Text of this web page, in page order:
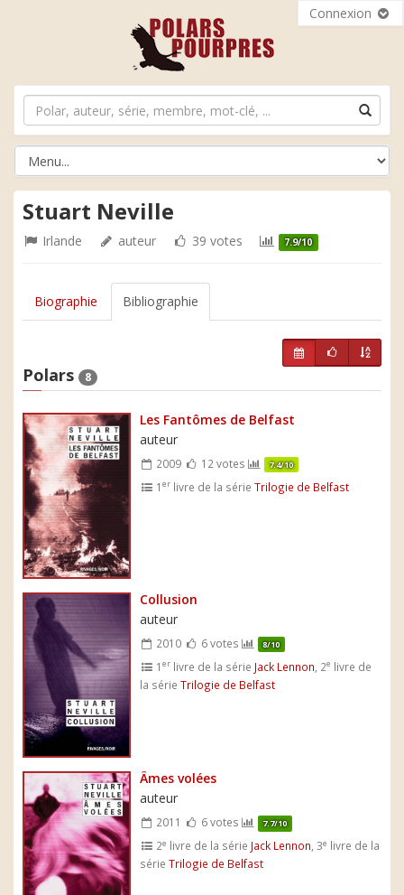
Connexion
Stuart Neville
Irlande auteur 39 votes 7.9/10
Biographie Bibliographie
Polars 8
Les Fantômes de Belfast
auteur
2009 12 votes 7.4/10
1er livre de la sérieTrilogie de Belfast
Collusion
auteur
2010 6 votes 8/10
1er livre de la série Jack Lennon , 2e livre de
la série Trilogie de Belfast
Âmes volées
auteur
2011 6 votes 7.7/10
2e livre de la série Jack Lennon , 3e livre de la
série Trilogie de Belfast